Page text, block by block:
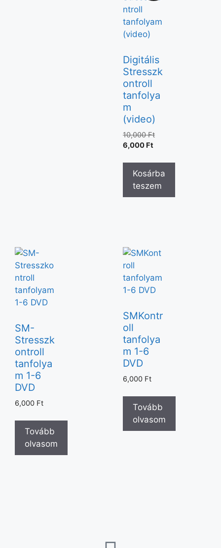
Digitális
Stresszk
ontroll
tanfolya
m
(video)
10,000Ft
6,000 Ft
Kosárba
teszem
SM-
Stresszk
ontroll
tanfolya
m 1-6
DVD
6,000 Ft
Tovább
olvasom
SMKontr
oll
tanfolya
m 1-6
DVD
6,000 Ft
Tovább
olvasom